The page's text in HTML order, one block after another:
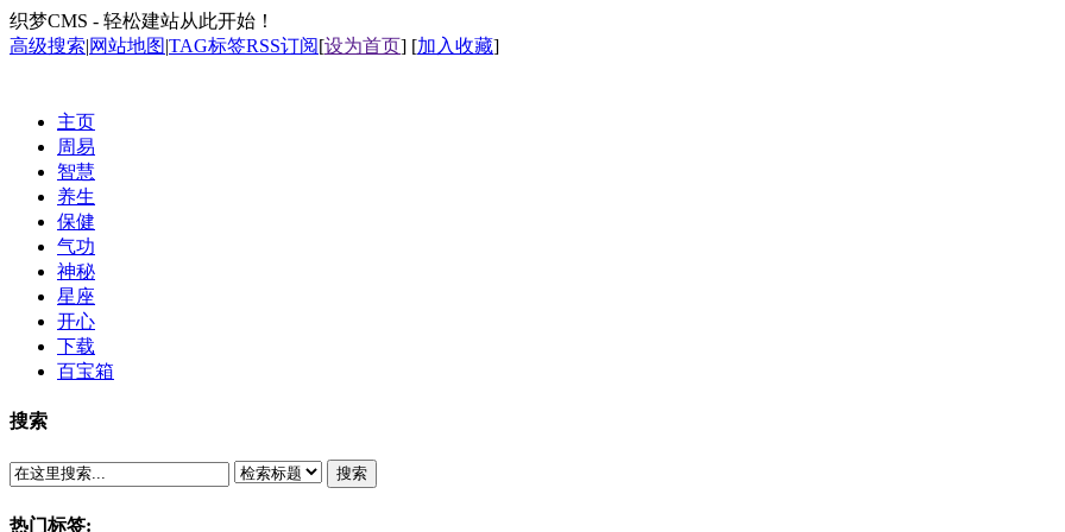
织梦CMS - 轻松建站从此开始！
高级搜索|网站地图|TAG标签RSS订阅[设为首页] [加入收藏]
主页
周易
智慧
养生
保健
气功
神秘
星座
开心
下载
百宝箱
搜索
搜索
热门标签: